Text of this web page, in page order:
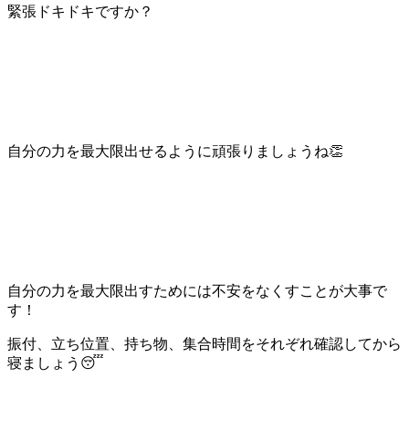
緊張ドキドキですか？
自分の力を最大限出せるように頑張りましょうね👏
自分の力を最大限出すためには不安をなくすことが大事で
す！
振付、立ち位置、持ち物、集合時間をそれぞれ確認してから
寝ましょう😴